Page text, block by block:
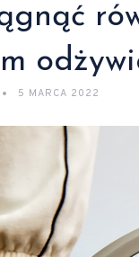
5 MARCA 2022